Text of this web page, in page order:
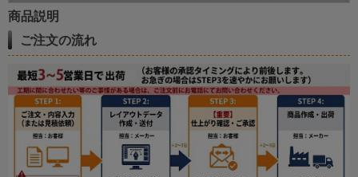
商品説明
ご注文の流れ